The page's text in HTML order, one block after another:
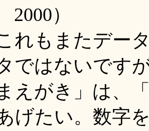
）
れもまたデー
ではないです
まえがき」は、
げたい。数字